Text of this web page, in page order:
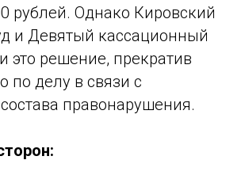
рублей. Однако Кировский
и Девятый кассационный
это решение, прекратив
по делу в связи с
правонарушения.